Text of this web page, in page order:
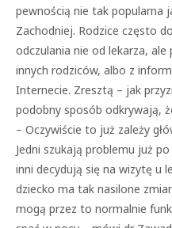
pewnością nie tak popularna
Zachodniej. Rodzice często
odczulania nie od lekarza,
innych rodziców, albo z
Internecie. Zresztą – jak
podobny sposób odkrywają,
– Oczywiście to już zależy
Jedni szukają problemu już
inni decydują się na wizytę u
dziecko ma tak nasilone
mogą przez to normalnie